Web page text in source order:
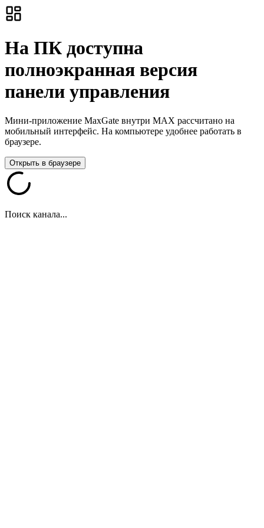
На ПК доступна
полноэкранная версия
панели управления
Мини-приложение MaxGate внутри MAX рассчитано на
мобильный интерфейс. На компьютере удобнее работать в
браузере.
Открыть в браузере
Поиск канала...